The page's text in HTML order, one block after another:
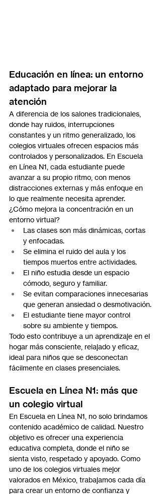
Educación en línea: un entorno
adaptado para mejorar la
atención
A diferencia de los salones tradicionales,
donde hay ruidos, interrupciones
constantes y un ritmo generalizado, los
colegios virtuales ofrecen espacios más
controlados y personalizados. En Escuela
en Línea N1, cada estudiante puede
avanzar a su propio ritmo, con menos
distracciones externas y más enfoque en
lo que realmente necesita aprender.
¿Cómo mejora la concentración en un
entorno virtual?
Las clases son más dinámicas, cortas
y enfocadas.
Se elimina el ruido del aula y los
tiempos muertos entre actividades.
El niño estudia desde un espacio
cómodo, seguro y familiar.
Se evitan comparaciones innecesarias
que generan ansiedad o desmotivación.
El estudiante tiene mayor control
sobre su ambiente y tiempos.
Todo esto contribuye a un aprendizaje en el
hogar más consciente, relajado y eficaz,
ideal para niños que se desconectan
fácilmente en clases presenciales.
Escuela en Línea N1: más que
un colegio virtual
En Escuela en Línea N1, no solo brindamos
contenido académico de calidad. Nuestro
objetivo es ofrecer una experiencia
educativa completa, donde el niño se
sienta visto, respetado y apoyado. Como
uno de los colegios virtuales mejor
valorados en México, trabajamos cada día
para crear un entorno de confianza y